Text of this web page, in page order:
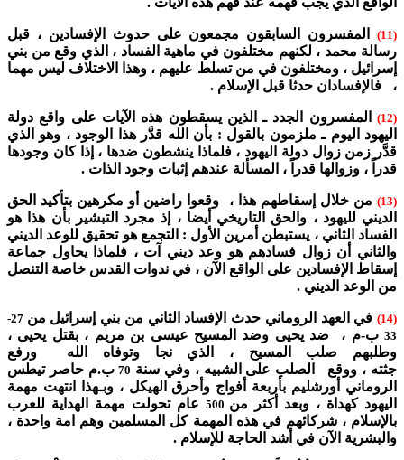
(11)
المفسرون السابقون مجمعون على حدوث الإفسادين ، قبل
رسالة محمد ، لكنهم مختلفون في ماهية الفساد ، الذي وقع من بني
إسرائيل ، ومختلفون في من تسلط عليهم ، وهذا الاختلاف ليس مهما
، فالإفسادان حدثا قبل الإسلام .
(12)
المفسرون الجدد ـ الذين يسقطون هذه الآيات على واقع دولة
اليهود اليوم ـ ملزمون بالقول : بأن الله قدَّر هذا الوجود ، وهو الذي
قدَّر زمن زوال دولة اليهود ، فلماذا ينشطون ضدها ، إذا كان وجودها
قدراً ، وزوالها قدراً ، المسألة عندهم إثبات وجود الذات .
(13)
من خلال إسقاطهم هذا ، وقعوا راضين أو مكرهين بتأكيد الحق
الديني لليهود ، والحق التاريخي أيضا ، إذ مجرد التبشير بأن هذا هو
الفساد الثاني ، يستبطن أمرين الأول : التجمع هو تحقيق للوعد الديني
والثاني أن زوال فسادهم هو وعد ديني آت ، فلماذا يحاول جماعة
إسقاط الإفسادين على الواقع الآن ، في ندوات القدس خاصة التنصل
من الوعد الديني .
(14) في العهد الروماني حدث الإفساد الثاني من بني إسرائيل من
27-
33 ب-م ، ضد يحيى وضد المسيح عيسى بن مريم ، بقتل يحيى ،
وطلبهم صلب المسيح ، الذي نجا وتوفاه الله ورفع
جثته ، ووقع الصلب على الشبيه ، وفي سنة 70ب.م حاصر تيطس
الروماني أورشليم بأربعة أفواج وأحرق الهيكل ، وبـهذا انتهت مهمة
اليهود كهداة ، وبعد أكثر من
عام تحولت مهمة الهداية للعرب
بالإسلام ، شركائهم في هذه المهمة كل المسلمين وهم امة واحدة ،
والبشرية الآن في أشد الحاجة للإسلام .